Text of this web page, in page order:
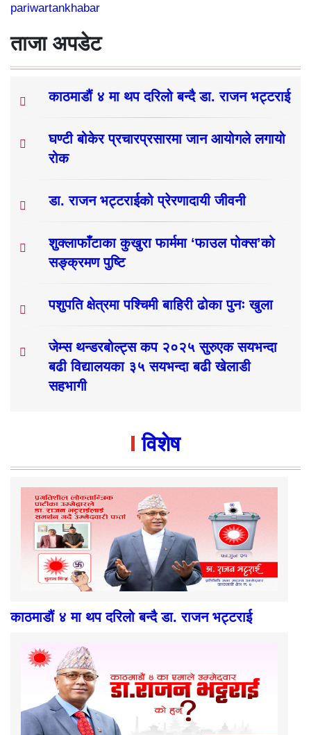
pariwartankhabar
ताजा अपडेट
काठमाडौं ४ मा थप दरिलो बन्दै डा. राजन भट्टराई
घण्टी बोकेर प्रचारप्रसारमा जान आयोगले लगायो
रोक
डा. राजन भट्टराईको प्रेरणादायी जीवनी
शुक्लाफाँटाका कुखुरा फार्ममा ‘फाउल पोक्स’को
सङ्क्रमण पुष्टि
पशुपति क्षेत्रमा पश्चिमी बाहिरी ढोका पुनः खुला
जेम्स थन्डरबोल्ट्स कप २०२५ सुरुएक सयभन्दा
बढी विद्यालयका ३५ सयभन्दा बढी खेलाडी
सहभागी
विशेष
काठमाडौं ४ मा थप दरिलो बन्दै डा. राजन भट्टराई